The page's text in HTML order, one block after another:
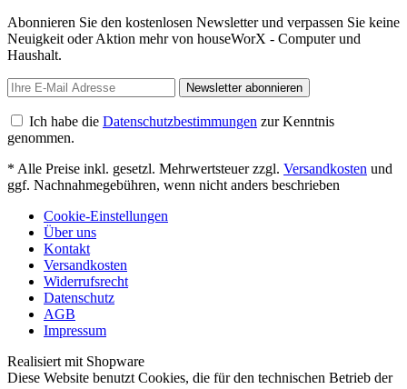
Abonnieren Sie den kostenlosen Newsletter und verpassen Sie keine
Neuigkeit oder Aktion mehr von houseWorX - Computer und
Haushalt.
Newsletter abonnieren
Ich habe die Datenschutzbestimmungen zur Kenntnis
genommen.
* Alle Preise inkl. gesetzl. Mehrwertsteuer zzgl. Versandkosten und
ggf. Nachnahmegebühren, wenn nicht anders beschrieben
Cookie-Einstellungen
Über uns
Kontakt
Versandkosten
Widerrufsrecht
Datenschutz
AGB
Impressum
Realisiert mit Shopware
Diese Website benutzt Cookies, die für den technischen Betrieb der